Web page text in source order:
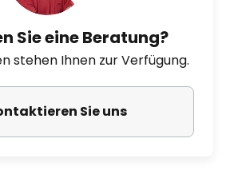
Sie eine Beratung?
stehen Ihnen zur Verfügung.
Sie uns